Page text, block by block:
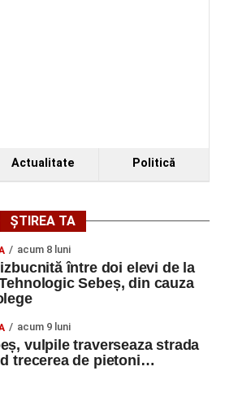
Actualitate Politică
ȘTIREA TA
acum 8 luni
între doi elevi de la
Sebeș, din cauza
acum 9 luni
vulpile traverseaza strada
trecerea de pietoni…